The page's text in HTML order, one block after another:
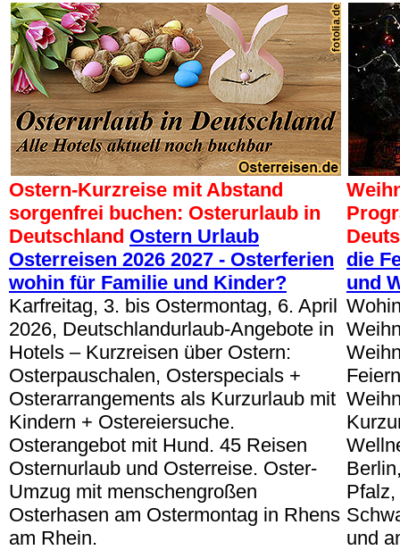
Ostern-Kurzreise mit Abstand
sorgenfrei buchen: Osterurlaub in
Deutschland Ostern Urlaub
Osterreisen 2026 2027 - Osterferien
wohin für Familie und Kinder?
Karfreitag, 3. bis Ostermontag, 6. April
2026, Deutschlandurlaub-Angebote in
Hotels – Kurzreisen über Ostern:
Osterpauschalen, Osterspecials +
Osterarrangements als Kurzurlaub mit
Kindern + Ostereiersuche.
Osterangebot mit Hund. 45 Reisen
Osternurlaub und Osterreise. Oster-
Umzug mit menschengroßen
Osterhasen am Ostermontag in Rhens
am Rhein.
die
und
und